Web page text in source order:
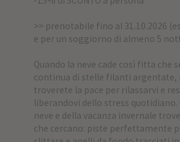
>> prenotabile fino al 31.10.2026
e per un soggiorno di almeno 5
Quando la neve cade così fitta che
continua di stelle filanti argentate,
troverete la pace per rilassarvi e
liberandovi dello stress quotidiano.
neve e della vacanza invernale
che cercano: piste perfettamente